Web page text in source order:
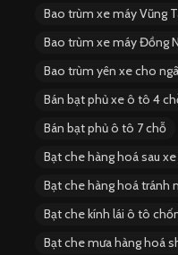
Bao trùm xe máy Vũng
Bao trùm xe máy Đồng
Bao trùm yên xe cho
Bán bạt phủ xe ô tô 4
Bán bạt phủ ô tô 7 chỗ
Bạt che hàng hoá sau
Bạt che hàng hoá tránh
Bạt che kính lái ô tô
Bạt che mưa hàng hoá